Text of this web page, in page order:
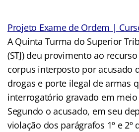
Projeto Exame de Ordem |
A Quinta Turma do Superior
(STJ) deu provimento ao
corpus interposto por acusado
drogas e porte ilegal de armas
interrogatório gravado em
Segundo o acusado, em seu
violação dos parágrafos 1º e 2º